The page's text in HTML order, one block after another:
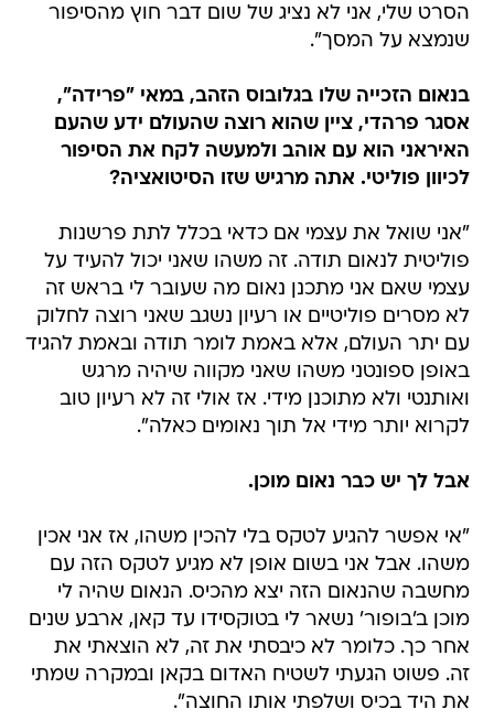
הסרט שלי, אני לא נציג של שום דבר חוץ מהסיפור
שנמצא על המסך".
בנאום הזכייה שלו בגלובוס הזהב, במאי "פרידה",
אסגר פרהדי, ציין שהוא רוצה שהעולם ידע שהעם
האיראני הוא עם אוהב ולמעשה לקח את הסיפור
לכיוון פוליטי. אתה מרגיש שזו הסיטואציה?
"אני שואל את עצמי אם כדאי בכלל לתת פרשנות
פוליטית לנאום תודה. זה משהו שאני יכול להעיד על
עצמי שאם אני מתכנן נאום מה שעובר לי בראש זה
לא מסרים פוליטיים או רעיון נשגב שאני רוצה לחלוק
עם יתר העולם, אלא באמת לומר תודה ובאמת להגיד
באופן ספונטני משהו שאני מקווה שיהיה מרגש
ואותנטי ולא מתוכנן מידי. אז אולי זה לא רעיון טוב
לקרוא יותר מידי אל תוך נאומים כאלה".
אבל לך יש כבר נאום מוכן.
"אי אפשר להגיע לטקס בלי להכין משהו, אז אני אכין
משהו. אבל אני בשום אופן לא מגיע לטקס הזה עם
מחשבה שהנאום הזה יצא מהכיס. הנאום שהיה לי
מוכן ב'בופור' נשאר לי בטוקסידו עד קאן, ארבע שנים
אחר כך. כלומר לא כיבסתי את זה, לא הוצאתי את
זה. פשוט הגעתי לשטיח האדום בקאן ובמקרה שמתי
את היד בכיס ושלפתי אותו החוצה".